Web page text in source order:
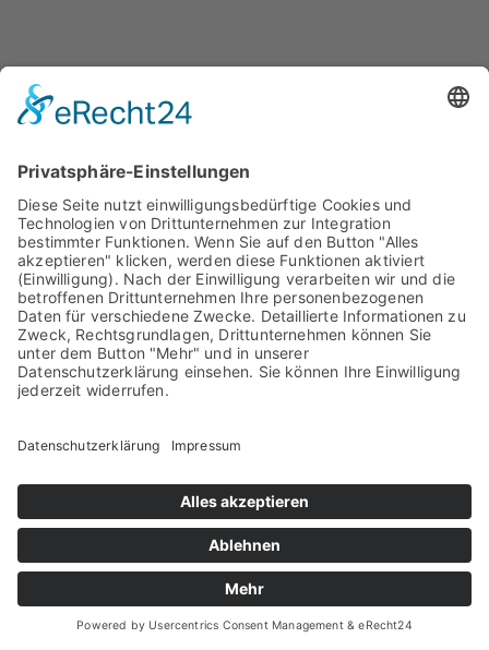
Umset­zung regu­la­to­ri­scher
Anfor­de­run­gen
Ihre indi­vi­dua­li­sier­te BIS.on WMS
Platt­form unter­stützt Sie dabei
Auto­ma­ti­sie­rung und Digi­ta­li­sie­rung des
Pro­dukt­auf­nah­me­pro­zes­ses nach indi­vi­du­el­
len Vor­ga­ben inkl. Doku­men­ta­ti­on und